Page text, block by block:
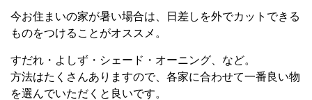
今お住まいの家が暑い場合は、日差しを外でカットできる
ものをつけることがオススメ。
すだれ・よしず・シェード・オーニング、など。
方法はたくさんありますので、各家に合わせて一番良い物
を選んでいただくと良いです。